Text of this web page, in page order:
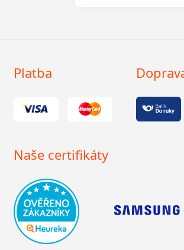
Platba
Naše certifikáty